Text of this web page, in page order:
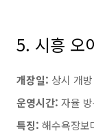
5. 시흥 오
개장일: 상시 개
운영시간: 자율
특징: 해수욕장보